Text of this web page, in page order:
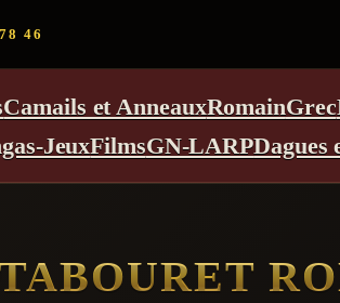
46
Camails et AnneauxRomainGrec
JeuxFilmsGN-LARPDagues